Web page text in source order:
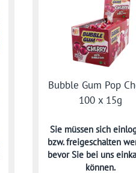
Bubble Gum Pop
100 x 15g
Sie müssen sich
bzw. freigeschalten
bevor Sie bei uns
können.